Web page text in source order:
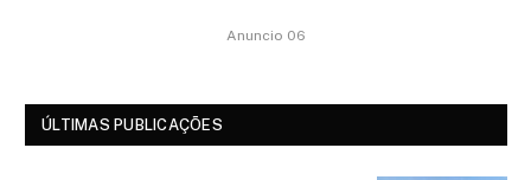
Anuncio 06
ÚLTIMAS PUBLICAÇÕES